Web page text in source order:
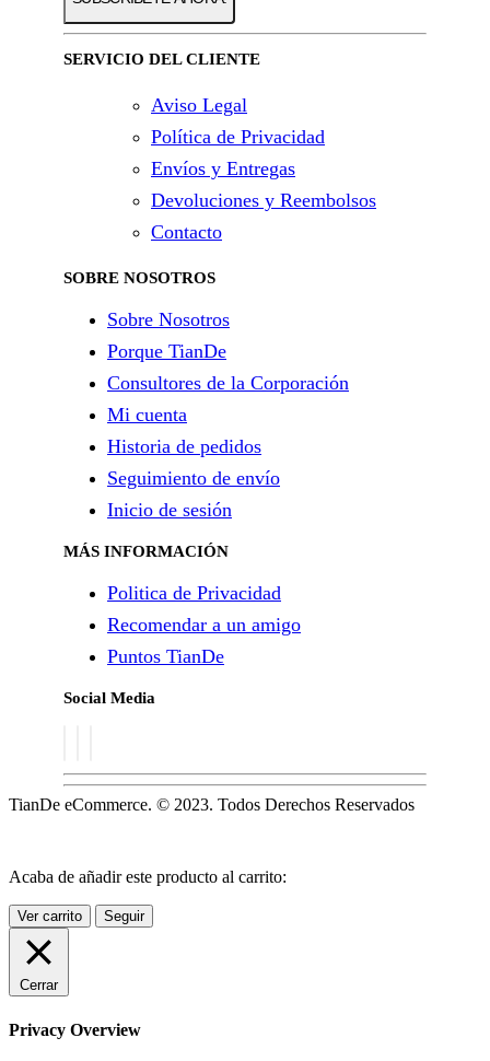
SERVICIO DEL CLIENTE
Aviso Legal
Política de Privacidad
Envíos y Entregas
Devoluciones y Reembolsos
Contacto
SOBRE NOSOTROS
Sobre Nosotros
Porque TianDe
Consultores de la Corporación
Mi cuenta
Historia de pedidos
Seguimiento de envío
Inicio de sesión
MÁS INFORMACIÓN
Politica de Privacidad
Recomendar a un amigo
Puntos TianDe
Social Media
TianDe eCommerce. © 2023. Todos Derechos Reservados
Acaba de añadir este producto al carrito:
Ver carrito Seguir
Cerrar
Privacy Overview